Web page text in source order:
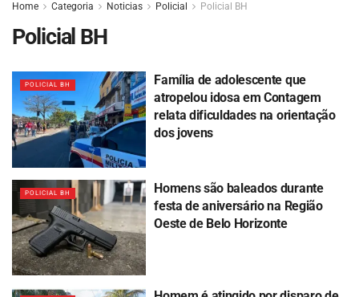
Home Categoria Noticias Policial Policial BH
Policial BH
POLICIAL BH
Família de adolescente que
atropelou idosa em Contagem
relata dificuldades na orientação
dos jovens
POLICIAL BH
Homens são baleados durante
festa de aniversário na Região
Oeste de Belo Horizonte